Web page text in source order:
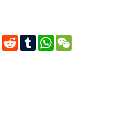
Blogger
Reddit
Tumblr